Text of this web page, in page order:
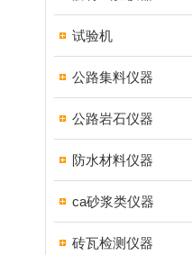
试验机
公路集料仪器
公路岩石仪器
防水材料仪器
ca砂浆类仪器
砖瓦检测仪器